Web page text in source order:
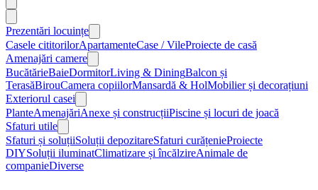
Prezentări locuințe
Casele cititorilorApartamenteCase / VileProiecte de casă
Amenajări camere
BucătărieBaieDormitorLiving & DiningBalcon și
TerasăBirouCamera copiilorMansardă & HolMobilier și decorațiuni
Exteriorul casei
PlanteAmenajăriAnexe și construcțiiPiscine și locuri de joacă
Sfaturi utile
Sfaturi și soluțiiSoluții depozitareSfaturi curățenieProiecte
DIYSoluții iluminatClimatizare și încălzireAnimale de
companieDiverse